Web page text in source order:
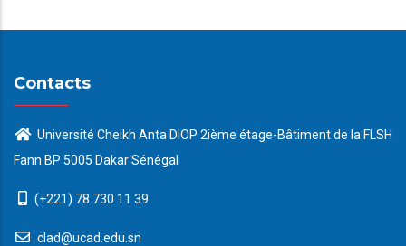
Contacts
Université Cheikh Anta DIOP 2ième étage-Bâtiment de la FLSH
Fann BP 5005 Dakar Sénégal
(+221) 78 730 11 39
clad@ucad.edu.sn